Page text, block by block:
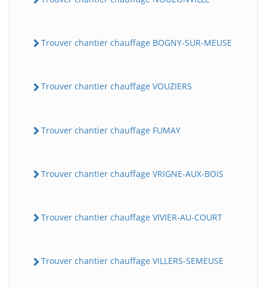
Trouver chantier chauffage BOGNY-SUR-MEUSE
Trouver chantier chauffage VOUZIERS
Trouver chantier chauffage FUMAY
Trouver chantier chauffage VRIGNE-AUX-BOIS
Trouver chantier chauffage VIVIER-AU-COURT
Trouver chantier chauffage VILLERS-SEMEUSE